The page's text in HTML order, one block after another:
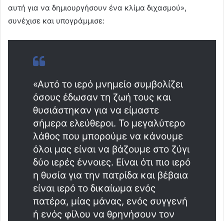
αυτή για να δημιουργήσουν ένα κλίμα διχασμού»,
συνέχισε και υπογράμμισε:
«Αυτό το ιερό μνημείο συμβολίζει
όσους έδωσαν τη ζωή τους και
θυσιάστηκαν για να είμαστε
σήμερα ελεύθεροι. Το μεγαλύτερο
λάθος που μπορούμε να κάνουμε
όλοι μας είναι να βάζουμε στο ζύγι
δύο ιερές έννοιες. Είναι ότι πιο ιερό
η θυσία για την πατρίδα και βέβαια
είναι ιερό το δικαίωμα ενός
πατέρα, μίας μάνας, ενός συγγενή
ή ενός φίλου να θρηνήσουν τον